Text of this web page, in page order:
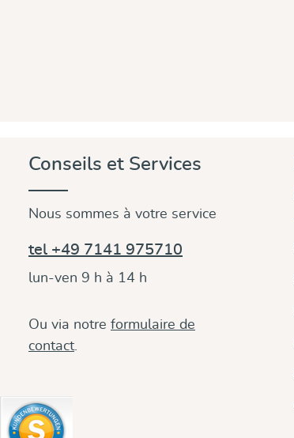
Conseils et Services
Nous sommes à votre service
tel +49 7141 975710
lun-ven 9 h à 14 h
Ou via notre formulaire de
contact